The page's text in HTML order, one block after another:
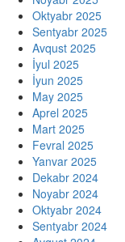
Oktyabr 2025
Sentyabr 2025
Avqust 2025
İyul 2025
İyun 2025
May 2025
Aprel 2025
Mart 2025
Fevral 2025
Yanvar 2025
Dekabr 2024
Noyabr 2024
Oktyabr 2024
Sentyabr 2024